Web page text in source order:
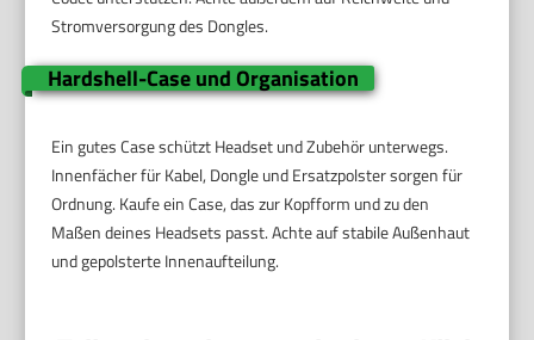
Stromversorgung des Dongles.
Hardshell-Case und Organisation
Ein gutes Case schützt Headset und Zubehör unterwegs.
Innenfächer für Kabel, Dongle und Ersatzpolster sorgen für
Ordnung. Kaufe ein Case, das zur Kopfform und zu den
Maßen deines Headsets passt. Achte auf stabile Außenhaut
und gepolsterte Innenaufteilung.